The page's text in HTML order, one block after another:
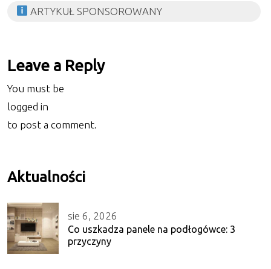
ARTYKUŁ SPONSOROWANY
Leave a Reply
You must be
logged in
to post a comment.
Aktualności
sie 6, 2026
Co uszkadza panele na podłogówce: 3
przyczyny